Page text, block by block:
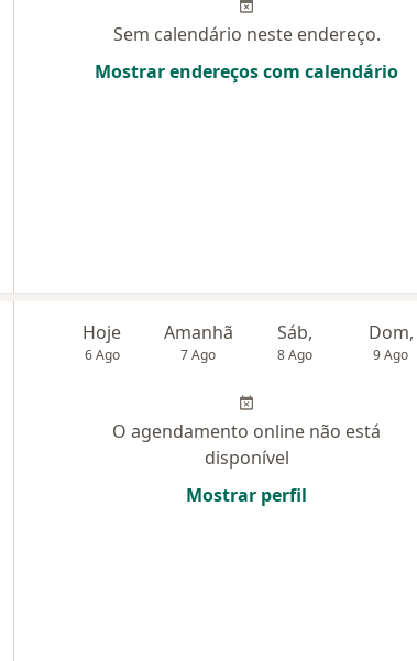
Sem calendário neste endereço.
Mostrar endereços com calendário
Hoje
6 Ago
Amanhã
7 Ago
Sáb,
8 Ago
Dom,
9 Ago
O agendamento online não está
disponível
Mostrar perfil